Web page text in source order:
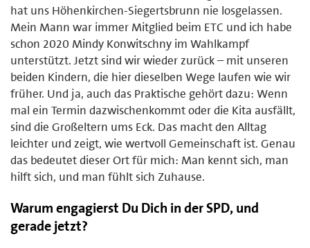
hat uns Höhenkirchen-Siegertsbrunn nie losgelassen.
Mein Mann war immer Mitglied beim ETC und ich habe
schon 2020 Mindy Konwitschny im Wahlkampf
unterstützt. Jetzt sind wir wieder zurück – mit unseren
beiden Kindern, die hier dieselben Wege laufen wie wir
früher. Und ja, auch das Praktische gehört dazu: Wenn
mal ein Termin dazwischenkommt oder die Kita ausfällt,
sind die Großeltern ums Eck. Das macht den Alltag
leichter und zeigt, wie wertvoll Gemeinschaft ist. Genau
das bedeutet dieser Ort für mich: Man kennt sich, man
hilft sich, und man fühlt sich Zuhause.
Warum engagierst Du Dich in der SPD, und
gerade jetzt?